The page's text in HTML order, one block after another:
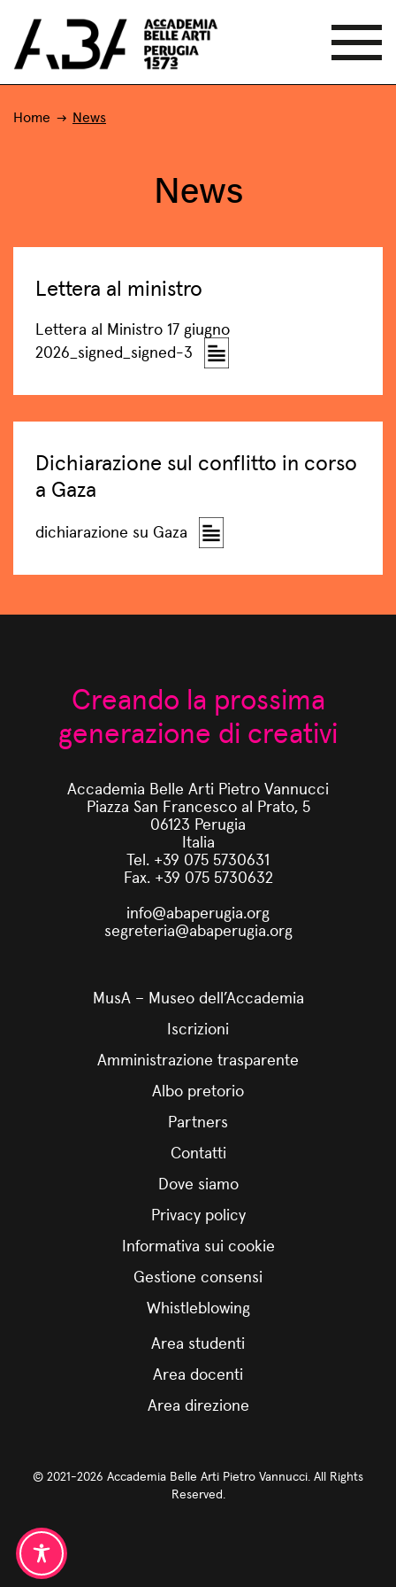
Home News
News
Lettera al ministro
Lettera al Ministro 17 giugno
2026_signed_signed-3
Dichiarazione sul conflitto in corso
a Gaza
dichiarazione su Gaza
Creando la prossima
generazione di creativi
Accademia Belle Arti Pietro Vannucci
Piazza San Francesco al Prato, 5
06123 Perugia
Italia
Tel. +39 075 5730631
Fax. +39 075 5730632
info@abaperugia.org
segreteria@abaperugia.org
MusA – Museo dell’Accademia
Iscrizioni
Amministrazione trasparente
Albo pretorio
Partners
Contatti
Dove siamo
Privacy policy
Informativa sui cookie
Gestione consensi
Whistleblowing
Area studenti
Area docenti
Area direzione
© 2021-2026 Accademia Belle Arti Pietro Vannucci. All Rights
Reserved.